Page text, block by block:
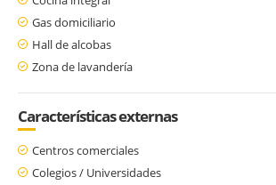
Gas domiciliario
Hall de alcobas
Zona de lavandería
Características externas
Centros comerciales
Colegios / Universidades